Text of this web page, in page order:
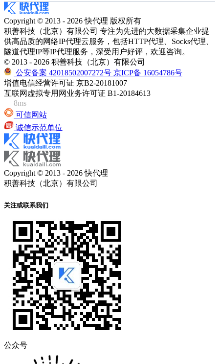
Copyright © 2013 - 2026 快代理 版权所有
积善科技（北京）有限公司 专注为先进的大数据采集企业提
供高品质的网络IP代理云服务，包括HTTP代理、Socks代理、
隧道代理IP等IP代理服务，深受用户好评，欢迎咨询。
© 2013 - 2026 积善科技（北京）有限公司
公安备案 42018502007272号 京ICP备 16054786号
增值电信经营许可证 京B2-20181007
互联网虚拟专用网业务许可证 B1-20184613
8ms
可信网站
诚信示范单位
Copyright © 2013 - 2026 快代理
积善科技（北京）有限公司
关注或联系我们
公众号